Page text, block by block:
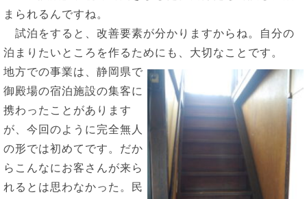
まられるんですね。
試泊をすると、改善要素が分かりますからね。自分の
泊まりたいところを作るためにも、大切なことです。
地方での事業は、静岡県で
御殿場の宿泊施設の集客に
携わったことがあります
が、今回のように完全無人
の形では初めてです。だか
らこんなにお客さんが来ら
れるとは思わなかった。民